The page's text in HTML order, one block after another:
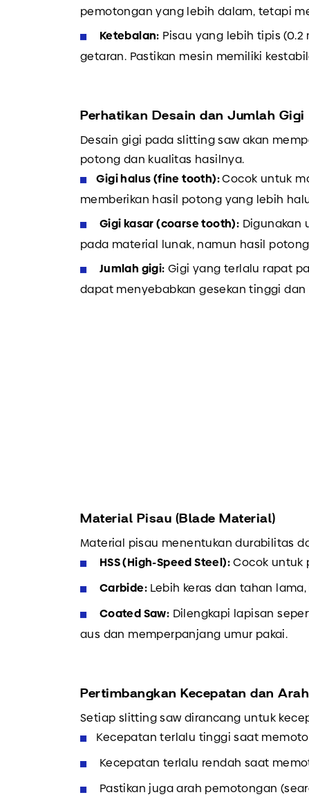
pemotongan yang lebih dalam, tetapi
Ketebalan: Pisau yang lebih tipis
getaran. Pastikan mesin memiliki
Perhatikan Desain dan Jumlah Gigi
Desain gigi pada slitting saw akan
potong dan kualitas hasilnya.
Gigi halus (fine tooth):Cocok untuk
memberikan hasil potong yang lebih
Gigi kasar (coarse tooth): Digunakan
pada material lunak, namun hasil
Jumlah gigi: Gigi yang terlalu rapat
dapat menyebabkan gesekan tinggi
Material Pisau (Blade Material)
Material pisau menentukan durabilitas
HSS (High-Speed Steel):Cocok untuk
Carbide: Lebih keras dan tahan
Coated Saw: Dilengkapi lapisan
aus dan memperpanjang umur pakai.
Pertimbangkan Kecepatan dan
Setiap slitting saw dirancang untuk
Kecepatan terlalu tinggi saat
Kecepatan terlalu rendah saat
Pastikan juga arah pemotongan